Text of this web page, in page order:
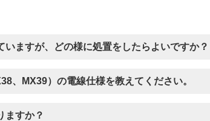
ますが、どの様に処置をしたらよいですか？
、MX39）の電線仕様を教えてください。
ますか？